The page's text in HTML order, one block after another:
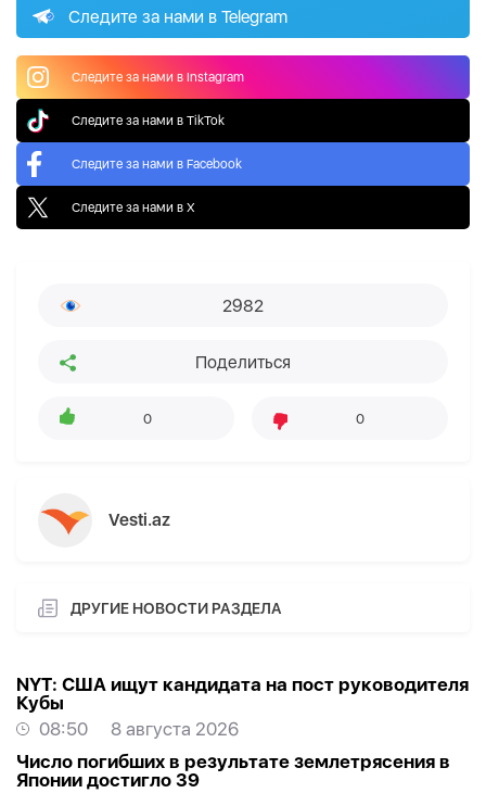
Следите за нами в Telegram
Следите за нами в Instagram
Следите за нами в TikTok
Следите за нами в Facebook
Следите за нами в X
2982
Поделиться
0 0
Vesti.az
ДРУГИЕ НОВОСТИ РАЗДЕЛА
NYT: США ищут кандидата на пост руководителя
Кубы
08:50
8 августа 2026
Число погибших в результате землетрясения в
Японии достигло 39